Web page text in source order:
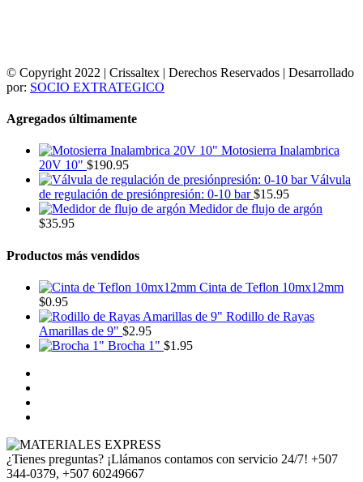
© Copyright 2022 | Crissaltex | Derechos Reservados | Desarrollado
por: SOCIO EXTRATEGICO
Agregados últimamente
Motosierra Inalambrica
20V 10" $190.95
Válvula
de regulación de presiónpresión: 0-10 bar $15.95
Medidor de flujo de argón
$35.95
Productos más vendidos
Cinta de Teflon 10mx12mm
$0.95
Rodillo de Rayas
Amarillas de 9" $2.95
Brocha 1" $1.95
¿Tienes preguntas? ¡Llámanos contamos con servicio 24/7! +507
344-0379, +507 60249667